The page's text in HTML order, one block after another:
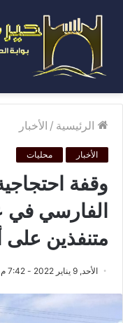
الرئيسية / الأخبار
الأخبار محليات
وقفة
الفارسي في
متنفذين على
الأحد, 9 يناير 2022 - 7:42 م